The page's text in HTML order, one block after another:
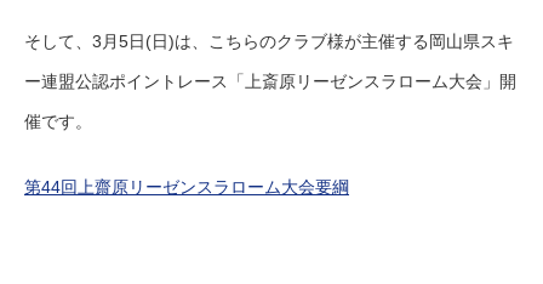
そして、3月5日(日)は、こちらのクラブ様が主催する岡山県スキ
ー連盟公認ポイントレース「上斎原リーゼンスラローム大会」開
催です。
第44回上齋原リーゼンスラローム大会要綱